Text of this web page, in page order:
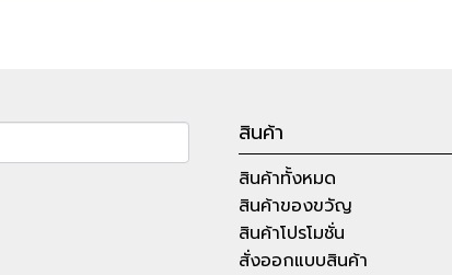
สินค้า
สินค้าทั้งหมด
สินค้าของขวัญ
สินค้าโปรโมชั่น
สั่งออกแบบสินค้า